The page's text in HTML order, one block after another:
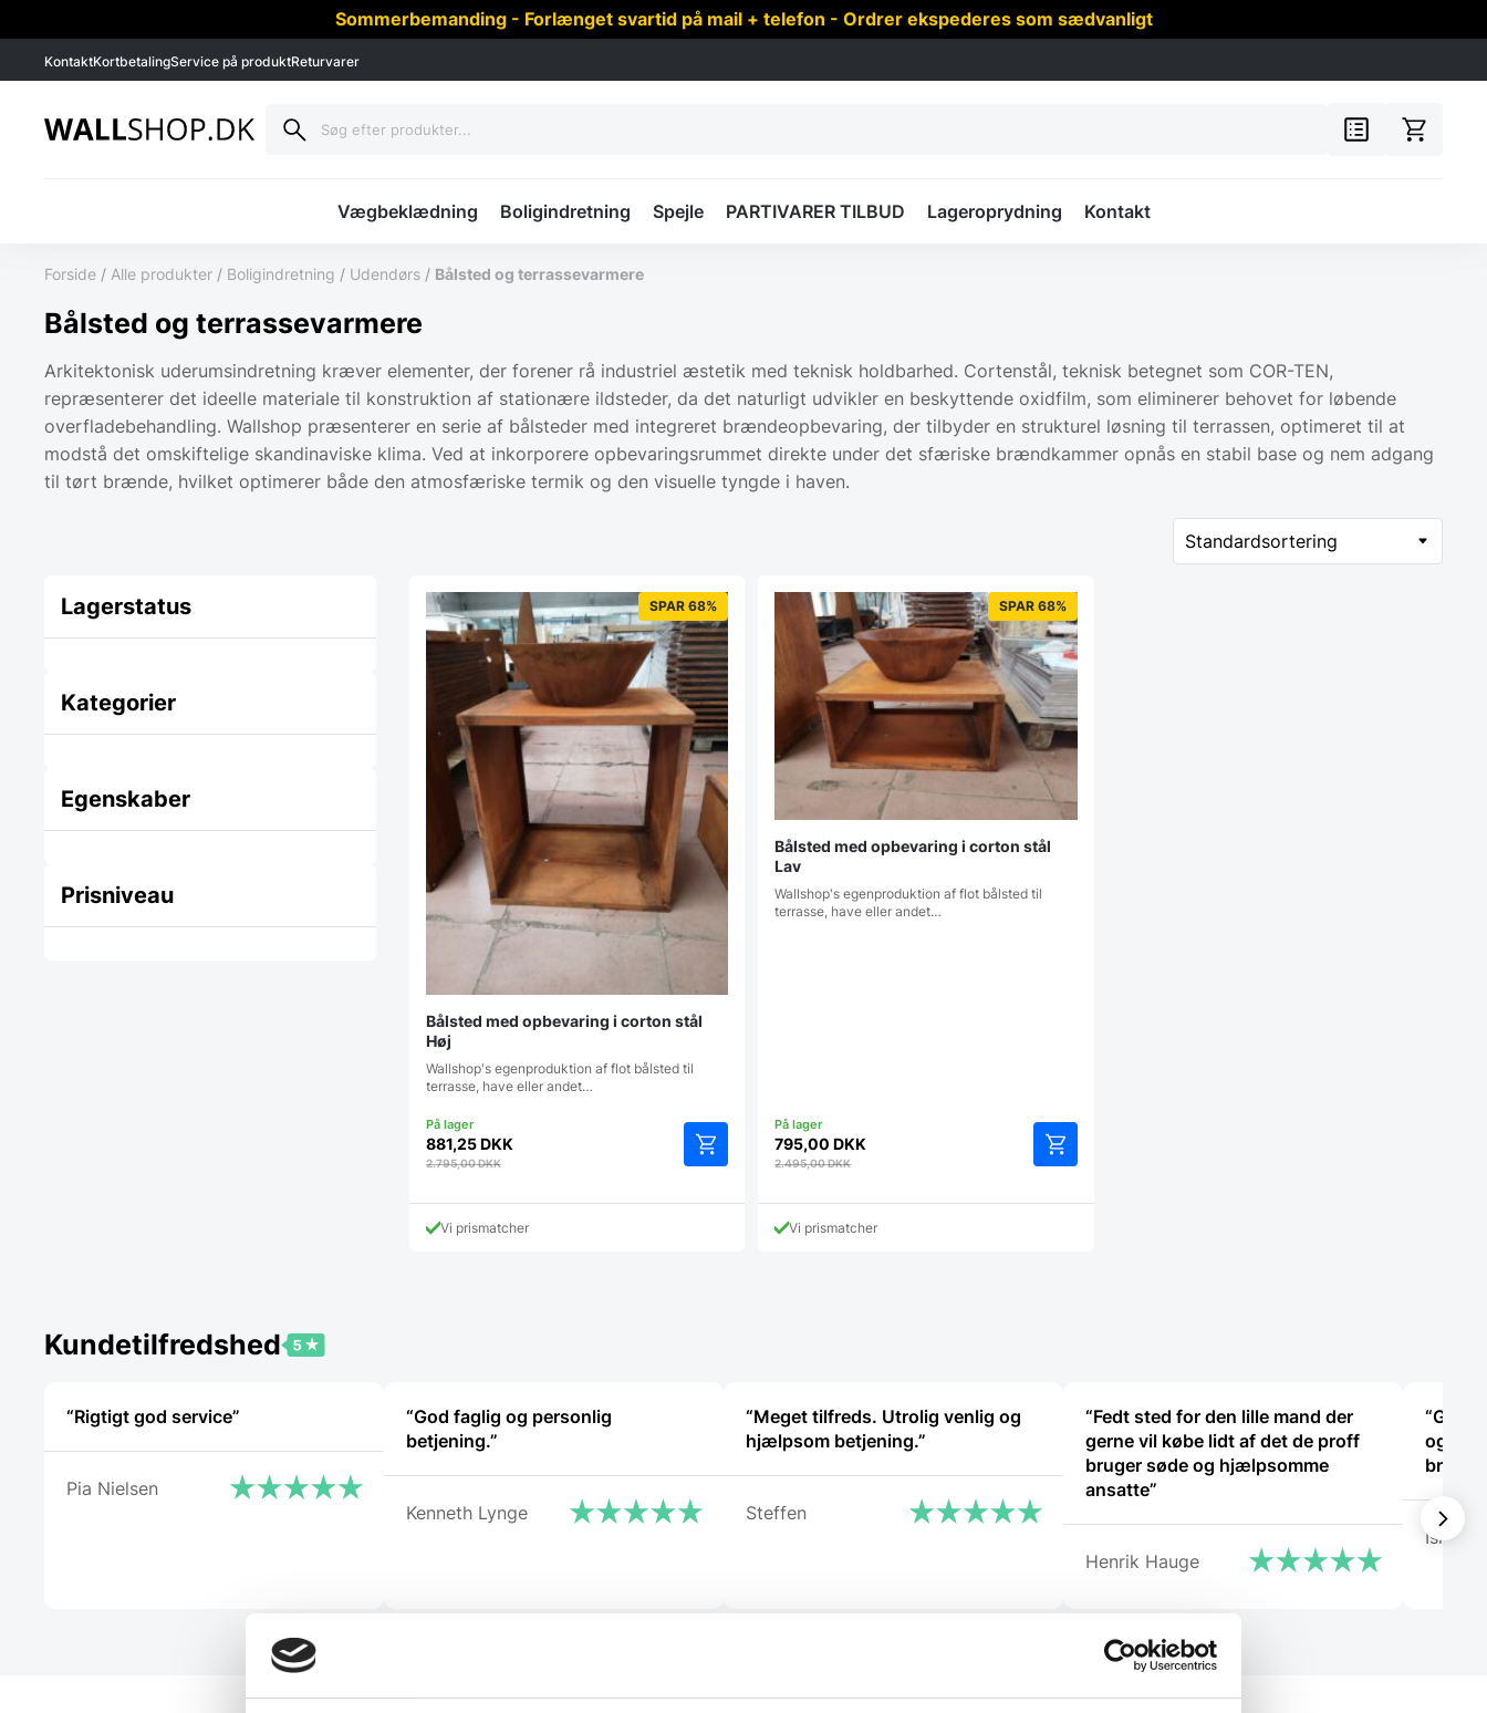
Sommerbemanding - Forlænget svartid på mail + telefon - Ordrer ekspederes som sædvanligt
KontaktKortbetalingService på produktReturvarer
Vægbeklædning Boligindretning Spejle PARTIVARER TILBUD Lageroprydning Kontakt
Forside / Alle produkter / Boligindretning / Udendørs / Bålsted og terrassevarmere
Bålsted og terrassevarmere
Arkitektonisk uderumsindretning kræver elementer, der forener rå industriel æstetik med teknisk holdbarhed. Cortenstål, teknisk betegnet som COR-TEN,
repræsenterer det ideelle materiale til konstruktion af stationære ildsteder, da det naturligt udvikler en beskyttende oxidfilm, som eliminerer behovet for løbende
overfladebehandling. Wallshop præsenterer en serie af bålsteder med integreret brændeopbevaring, der tilbyder en strukturel løsning til terrassen, optimeret til at
modstå det omskiftelige skandinaviske klima. Ved at inkorporere opbevaringsrummet direkte under det sfæriske brændkammer opnås en stabil base og nem adgang
til tørt brænde, hvilket optimerer både den atmosfæriske termik og den visuelle tyngde i haven.
Lagerstatus
Kategorier
Egenskaber
Prisniveau
SPAR 68%
Bålsted med opbevaring i corton stål
Høj
Wallshop's egenproduktion af flot bålsted til
terrasse, have eller andet…
881,25DKK
2.795,00DKK
Vi prismatcher
SPAR 68%
Bålsted med opbevaring i corton stål
Lav
Wallshop's egenproduktion af flot bålsted til
terrasse, have eller andet…
795,00DKK
2.495,00DKK
Vi prismatcher
Kundetilfredshed
“Rigtigt god service”
Pia Nielsen
“God faglig og personlig
betjening.”
Kenneth Lynge
“Meget tilfreds. Utrolig venlig og
hjælpsom betjening.”
Steffen
“Fedt sted for den lille mand der
gerne vil købe lidt af det de proff
bruger søde og hjælpsomme
ansatte”
Henrik Hauge
og for
bravør”
Isken